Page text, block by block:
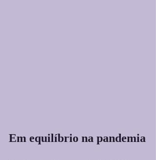
Em equilíbrio na pandemia